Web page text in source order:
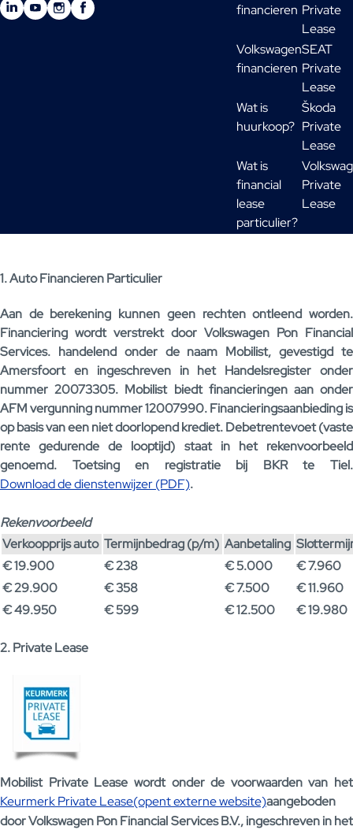
financieren
Volkswagen
financieren
Wat is
huurkoop?
Wat is
financial
lease
particulier?
Private
Lease
SEAT
Private
Lease
Škoda
Private
Lease
Private
Lease
1. Auto Financieren Particulier
Aan de berekening kunnen geen rechten ontleend worden.
Financiering wordt verstrekt door Volkswagen Pon Financial
Services. handelend onder de naam Mobilist, gevestigd te
Amersfoort en ingeschreven in het Handelsregister onder
nummer 20073305. Mobilist biedt financieringen aan onder
AFM vergunning nummer 12007990. Financieringsaanbieding is
op basis van een niet doorlopend krediet. Debetrentevoet (vaste
rente gedurende de looptijd) staat in het rekenvoorbeeld
genoemd. Toetsing en registratie bij BKR te Tiel.
Download de dienstenwijzer (PDF).
Rekenvoorbeeld
Verkoopprijs auto Termijnbedrag (p/m) Aanbetaling
€ 19.900
€ 238 € 5.000
€ 7.960
€ 29.900
€ 358 € 7.500
€ 11.960
€ 49.950
€ 599 € 12.500 € 19.980
2. Private Lease
Mobilist Private Lease wordt onder de voorwaarden van het
Keurmerk Private Lease(opent externe website)aangeboden
door Volkswagen Pon Financial Services B.V., ingeschreven in het